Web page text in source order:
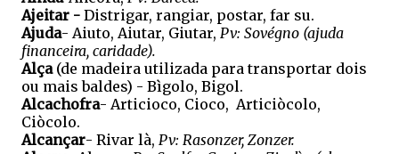
Ajeitar - Distrigar, rangiar, postar, far su.
Ajuda- Aiuto, Aiutar, Giutar, Pv: Sovégno (ajuda
financeira, caridade).
Alça(de madeira utilizada para transportar dois
ou mais baldes) - Bìgolo, Bigol.
Alcachofra- Articioco, Cioco, Articiòcolo,
Ciòcolo.
Alcançar- Rivar là, Pv: Rasonzer, Zonzer.